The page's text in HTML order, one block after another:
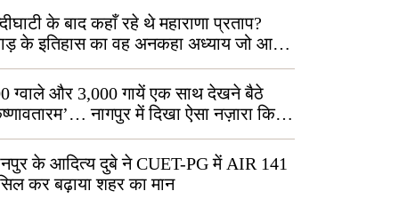
के बाद कहाँ रहे थे महाराणा प्रताप?
के इतिहास का वह अनकहा अध्याय जो आज
में जीवित है
ग्वाले और 3,000 गायें एक साथ देखने बैठे
नागपुर में दिखा ऐसा नज़ारा कि
बोले, “ऐसा तो सिर्फ़ कृष्ण ही कर सकते हैं”
के आदित्य दुबे ने CUET-PG में AIR 141
कर बढ़ाया शहर का मान